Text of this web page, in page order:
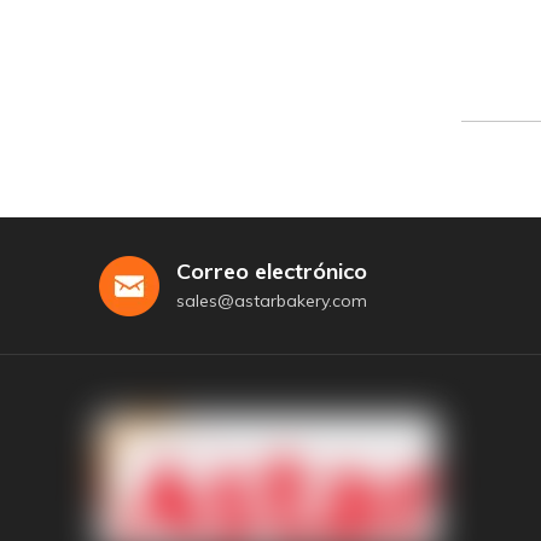
Correo electrónico
sales@astarbakery.com